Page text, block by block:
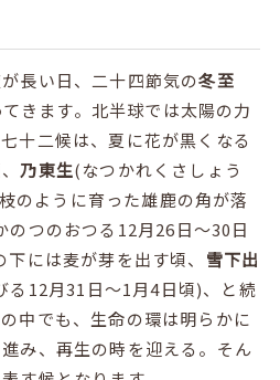
長い日、二十四節気の冬至
きます。北半球では太陽の力
十二候は、夏に花が黒くなる
乃東生(なつかれくさしょう
のように育った雄鹿の角が落
のつのおつる 12月26日～30日
には麦が芽を出す頃、 雪下出
る 12月31 日～1 月4日頃)、と続
中でも、生命の環は明らかに
み、再生の時を迎える。そん